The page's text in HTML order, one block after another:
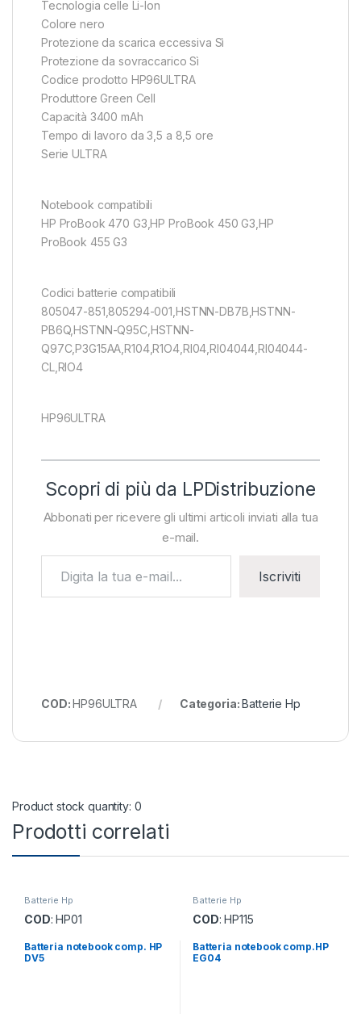
Tecnologia celle Li-Ion
Colore nero
Protezione da scarica eccessiva Sì
Protezione da sovraccarico Sì
Codice prodotto HP96ULTRA
Produttore Green Cell
Capacità 3400 mAh
Tempo di lavoro da 3,5 a 8,5 ore
Serie ULTRA
Notebook compatibili
HP ProBook 470 G3,HP ProBook 450 G3,HP
ProBook 455 G3
Codici batterie compatibili
805047-851,805294-001,HSTNN-DB7B,HSTNN-
PB6Q,HSTNN-Q95C,HSTNN-
Q97C,P3G15AA,R104,R1O4,RI04,RI04044,RI04044-
CL,RIO4
HP96ULTRA
Scopri di più da LPDistribuzione
Abbonati per ricevere gli ultimi articoli inviati alla tua
e-mail.
Iscriviti
COD:HP96ULTRA Categoria:Batterie Hp
Product stock quantity: 0
Prodotti correlati
Batterie Hp
COD: HP01
Batteria notebook comp. HP
DV5
Batterie Hp
COD: HP115
Batteria notebook comp.HP
EG04